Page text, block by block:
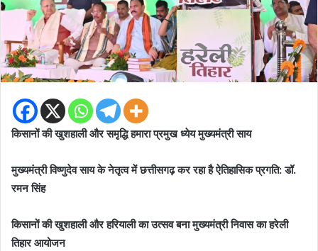
किसानों की खुशहाली और समृद्धि हमारा प्रमुख ध्येय मुख्यमंत्री साय
मुख्यमंत्री विष्णुदेव साय के नेतृत्व में छत्तीसगढ़ कर रहा है ऐतिहासिक प्रगति: डॉ.
रमन सिंह
किसानों की खुशहाली और हरियाली का उत्सव बना मुख्यमंत्री निवास का हरेली
तिहार आयोजन